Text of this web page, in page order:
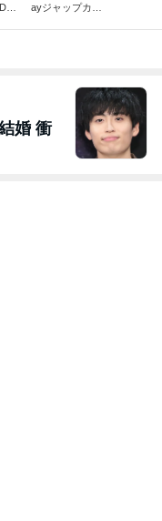
ayジャップカサ
婚 衝